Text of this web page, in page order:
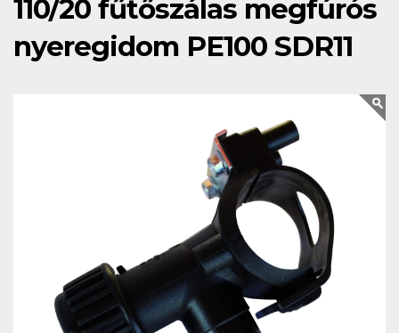
110/20 fűtőszálas megfúrós
nyeregidom PE100 SDR11